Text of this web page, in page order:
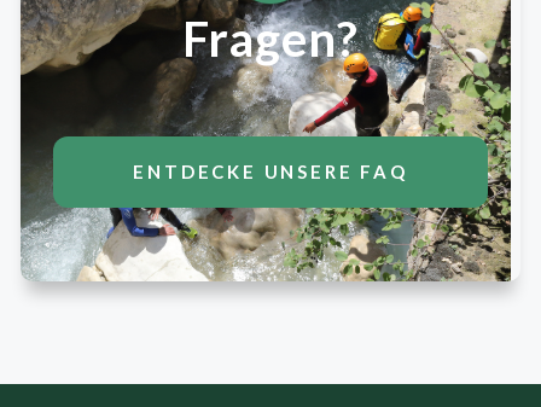
Fragen?
ENTDECKE UNSERE FAQ